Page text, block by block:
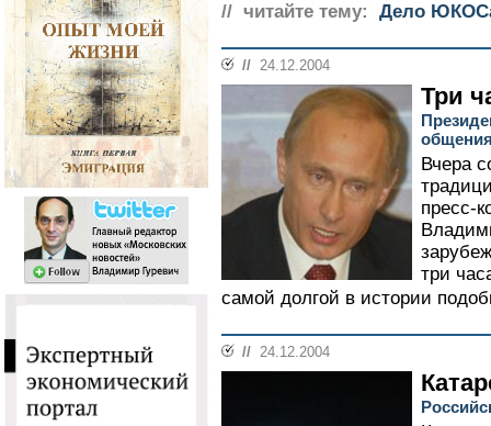
// читайте тему:
Дело
// 24.12.2004
Три
Вчера
пресс-
три
самой долгой в истории
// 24.12.2004